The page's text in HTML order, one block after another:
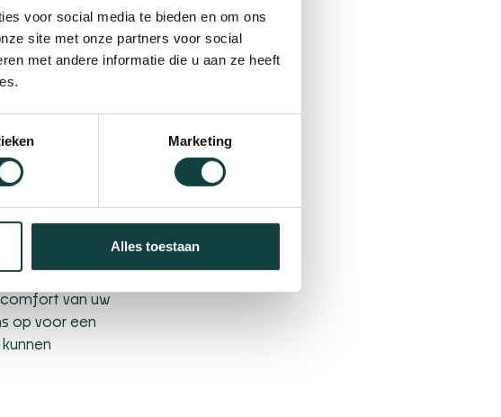
voor social media te bieden en om ons
site met onze partners voor social
met andere informatie die u aan ze heeft
Marketing
Alles toestaan
maar ook dat het
om de tand des
waarde
is dat ze
een huis dat
een beslissing
het
met
bent naar
van uw
op voor een